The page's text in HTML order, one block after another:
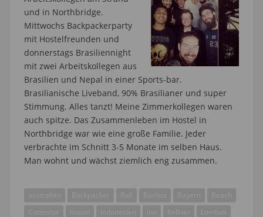
und in Northbridge.
Mittwochs Backpackerparty
mit Hostelfreunden und
donnerstags Brasiliennight
mit zwei Arbeitskollegen aus
Brasilien und Nepal in einer Sports-bar.
Brasilianische Liveband, 90% Brasilianer und super
Stimmung. Alles tanzt! Meine Zimmerkollegen waren
auch spitze. Das Zusammenleben im Hostel in
Northbridge war wie eine große Familie. Jeder
verbrachte im Schnitt 3-5 Monate im selben Haus.
Man wohnt und wächst ziemlich eng zusammen.